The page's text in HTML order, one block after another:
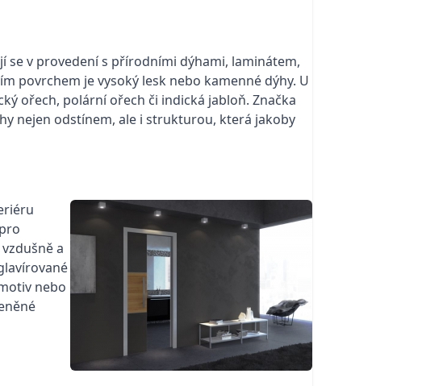
se v provedení s přírodními dýhami, laminátem,
povrchem je vysoký lesk nebo kamenné dýhy. U
ořech, polární ořech či indická jabloň. Značka
nejen odstínem, ale i strukturou, která jakoby
a
nebo